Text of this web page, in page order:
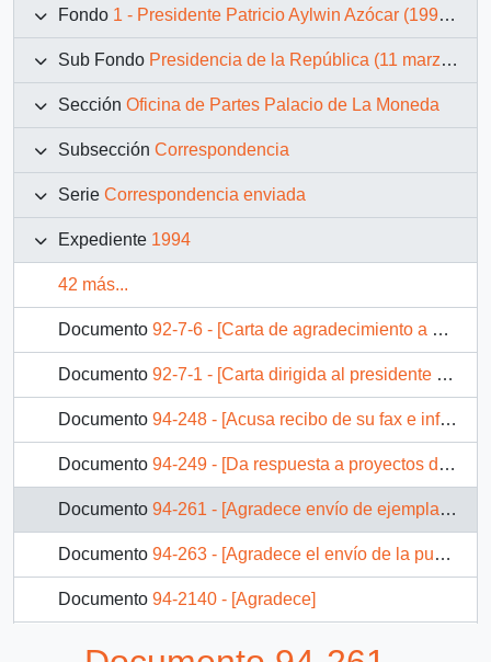
Fondo 1 - Presidente Patricio Aylwin Azócar (1990-1994)
Sub Fondo Presidencia de la República (11 marzo 1990 – 11 marzo 1994)
Sección Oficina de Partes Palacio de La Moneda
Subsección Correspondencia
Serie Correspondencia enviada
Expediente 1994
42 más...
Documento 92-7-6 - [Carta de agradecimiento a Raquel Hurtado Torrealba]
Documento 92-7-1 - [Carta dirigida al presidente electo Eduardo Frei Ruiz-Tagle]
Documento 94-248 - [Acusa recibo de su fax e informa que está siendo estudiado]
Documento 94-249 - [Da respuesta a proyectos de ley sobre el funcionamiento de casinos de Antofagasta y Valdivia]
Documento 94-261 - [Agradece envío de ejemplar "Propuesta para la modernización de la pequeña agricultura"]
Documento 94-263 - [Agradece el envío de la publicación "Huellas Literarias"]
Documento 94-2140 - [Agradece]